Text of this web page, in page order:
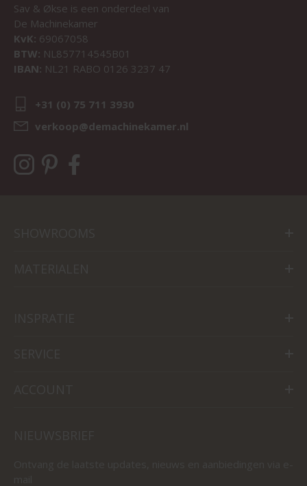
Sav & Økse is een onderdeel van
De Machinekamer
KvK: 69067058
BTW: NL857714545B01
IBAN: NL21 RABO 0126 3237 47
+31 (0) 75 711 3930
verkoop@demachinekamer.nl